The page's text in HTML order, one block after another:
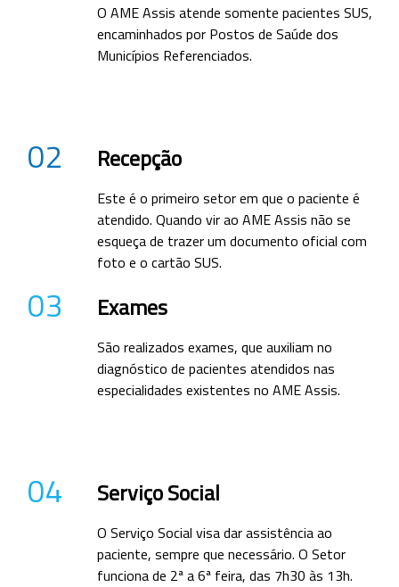
O AME Assis atende somente pacientes SUS,
encaminhados por Postos de Saúde dos
Municípios Referenciados.
02 Recepção
Este é o primeiro setor em que o paciente é
atendido. Quando vir ao AME Assis não se
esqueça de trazer um documento oficial com
foto e o cartão SUS.
03 Exames
São realizados exames, que auxiliam no
diagnóstico de pacientes atendidos nas
especialidades existentes no AME Assis.
04 Serviço Social
O Serviço Social visa dar assistência ao
paciente, sempre que necessário. O Setor
funciona de 2ª a 6ª feira, das 7h30 às 13h.